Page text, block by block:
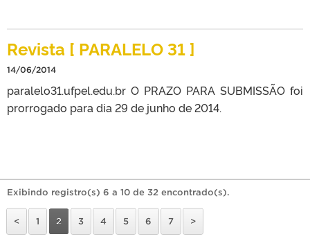
Revista [ PARALELO 31 ]
14/06/2014
paralelo31.ufpel.edu.br O PRAZO PARA SUBMISSÃO foi
prorrogado para dia 29 de junho de 2014.
Exibindo registro(s) 6 a 10 de 32 encontrado(s).
< 1 2 3 4 5 6 7 >